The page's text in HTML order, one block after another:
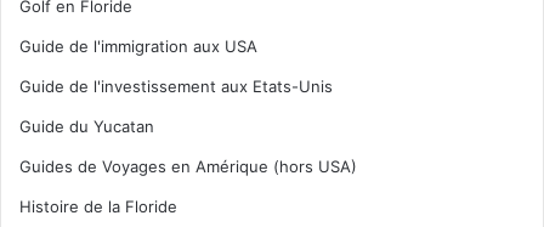
Golf en Floride
Guide de l'immigration aux USA
Guide de l'investissement aux Etats-Unis
Guide du Yucatan
Guides de Voyages en Amérique (hors USA)
Histoire de la Floride